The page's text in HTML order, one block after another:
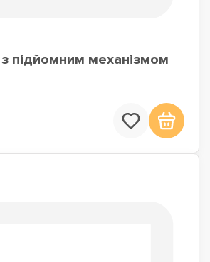
підйомним механізмом